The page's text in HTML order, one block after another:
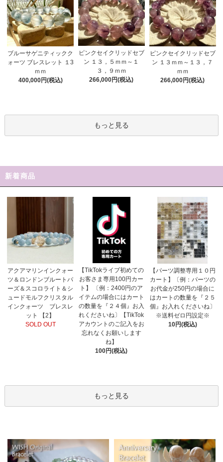
ブルーサゲニティックク
ォーツ ブレスレット １3
ｍｍ
400,000円(税込)
ピンクセイクリッドセブ
ン １３，５ｍｍ～１
３，９ｍｍ
266,000円(税込)
ピンクセイクリッドセブ
ン １３ｍｍ～１３，７
ｍｍ
266,000円(税込)
もっと見る
新着商品
アクアマリンインクォー
ツ＆ロンドンブルートパ
ーズ＆スコロライト＆シ
ュードモルフクリスタル
インクォーツ ブレスレ
ット 【2】
SOLD OUT
【TikTokライブ初めての
お客さま専用100円カー
ト】 〔例：2400円のア
イテムの場合にはカート
の数量を『２４個』お入
れくださいね〕【TikTok
アカウントのご記入をお
忘れなくお願いします
ね】
100円(税込)
【パーツ調整専用１０円
カート】〔例：パーツの
お代金が250円の場合に
はカートの数量を『２５
個』お入れくださいね〕
※送料ゼロ円設定※
10円(税込)
もっと見る